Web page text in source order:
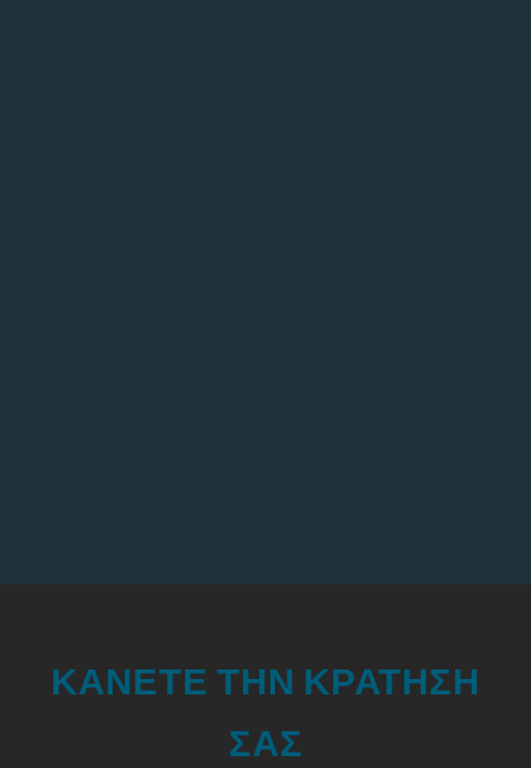
ΚΑΝΕΤΕ ΤΗΝ ΚΡΑΤΗΣΗ
ΣΑΣ